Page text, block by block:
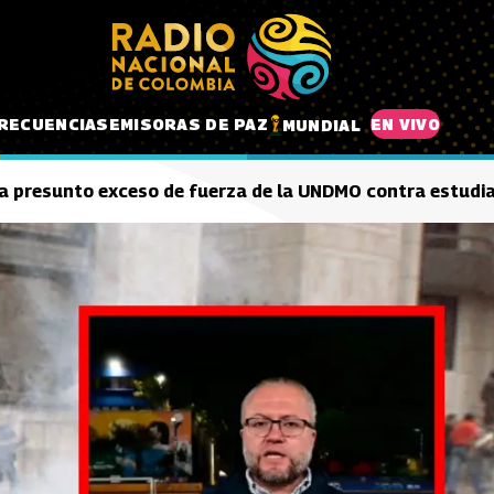
EMISORAS DE PAZ MUNDIAL EN VIVO
presunto exceso de fuerza de la UNDMO contra